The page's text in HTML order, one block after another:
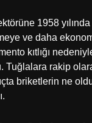
1958
ve daha
kıtlığı
Tuğlalara rakip
briketlerin ne